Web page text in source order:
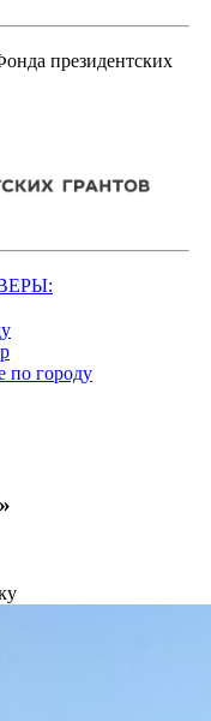
президентских
ВЕРЫ:
по городу